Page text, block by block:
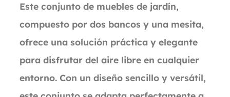
Este conjunto de muebles de jardín,
compuesto por dos bancos y una mesita,
ofrece una solución práctica y elegante
para disfrutar del aire libre en cualquier
entorno. Con un diseño sencillo y versátil,